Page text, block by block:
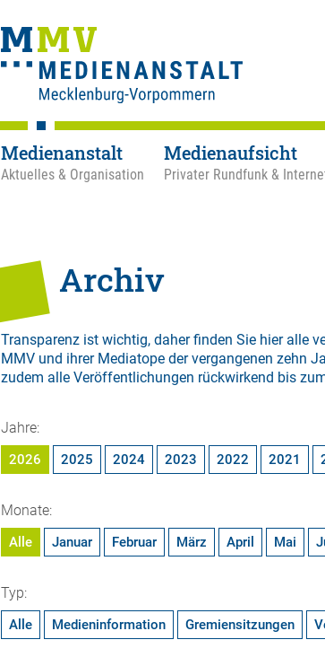
Medienanstalt
Aktuelles & Organisation
Medienaufsicht
Privater Rundfunk &
Archiv
Transparenz ist wichtig, daher finden Sie hier alle
MMV und ihrer Mediatope der vergangenen zehn
zudem alle Veröffentlichungen rückwirkend bis
Jahre:
2026 2025 2024 2023 2022 2021
Monate:
Alle Januar Februar März April Mai
Typ:
Alle Medieninformation Gremiensitzungen